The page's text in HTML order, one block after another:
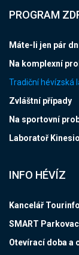
PROGRAM
Máte-li jen pár
Na komplexní
Tradiční hévízská
Zvláštní případy
Na sportovní
Laboratoř Kinesio
INFO HÉVÍZ
Kancelář
SMART
Otevírací doba a